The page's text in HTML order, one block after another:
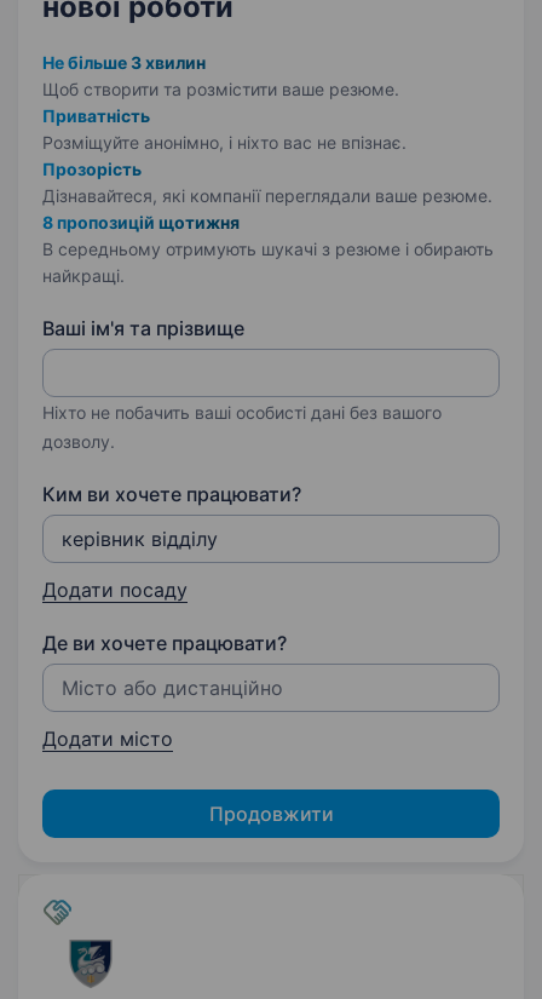
Не більше 3 хвилин
Щоб створити та розмістити ваше резюме.
Приватність
Розміщуйте анонімно, і ніхто вас не впізнає.
Прозорість
Дізнавайтеся, які компанії переглядали ваше резюме.
8 пропозицій щотижня
В середньому отримують шукачі з резюме і обирають
найкращі.
Ваші ім'я та прізвище
Ніхто не побачить ваші особисті дані без вашого
дозволу.
Ким ви хочете працювати?
Додати посаду
Де ви хочете працювати?
Додати місто
Продовжити